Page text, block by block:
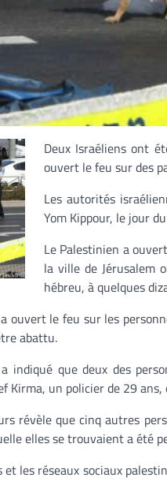
Deux Israéliens ont
ouvert le feu sur des
Les autorités
Yom Kippour, le jour
Le Palestinien a
la ville de Jérusalem
hébreu, à quelques
a ouvert le feu sur les
abattu.
indiqué que deux des
Kirma, un policier de 29
révèle que cinq autres
elles se trouvaient a été
les réseaux sociaux